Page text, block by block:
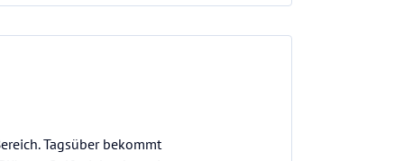
Tagsüber bekommt